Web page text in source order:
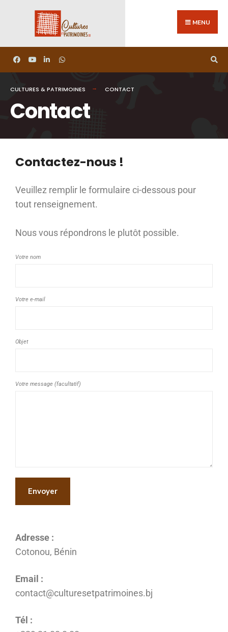
MENU
CULTURES & PATRIMOINES CONTACT
Contact
Contactez-nous !
Veuillez remplir le formulaire ci-dessous pour
tout renseignement.
Nous vous répondrons le plutôt possible.
Votre nom
Votre e-mail
Objet
Votre message (facultatif)
Adresse :
Cotonou, Bénin
Email :
contact@culturesetpatrimoines.bj
Tél :